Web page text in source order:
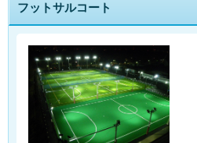
フットサルコート